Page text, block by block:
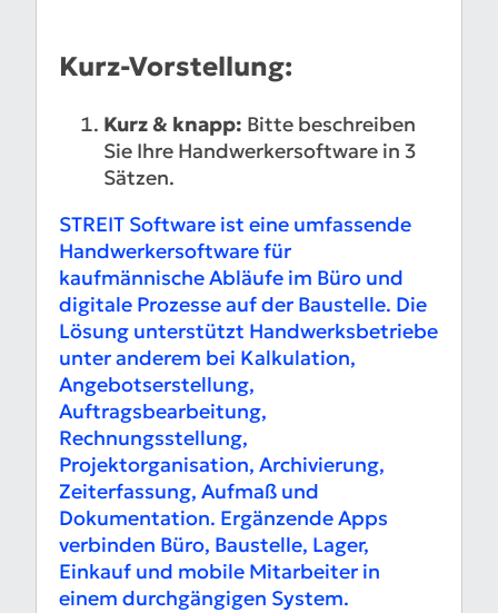
Kurz-Vorstellung:
Kurz & knapp: Bitte beschreiben
Sie Ihre Handwerkersoftware in 3
Sätzen.
STREIT Software ist eine umfassende
Handwerkersoftware für
kaufmännische Abläufe im Büro und
digitale Prozesse auf der Baustelle. Die
Lösung unterstützt Handwerksbetriebe
unter anderem bei Kalkulation,
Angebotserstellung,
Auftragsbearbeitung,
Rechnungsstellung,
Projektorganisation, Archivierung,
Zeiterfassung, Aufmaß und
Dokumentation. Ergänzende Apps
verbinden Büro, Baustelle, Lager,
Einkauf und mobile Mitarbeiter in
einem durchgängigen System.